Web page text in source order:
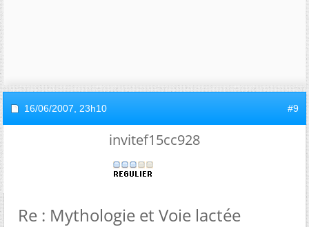
16/06/2007, 23h10 #9
invitef15cc928
Re : Mythologie et Voie lactée